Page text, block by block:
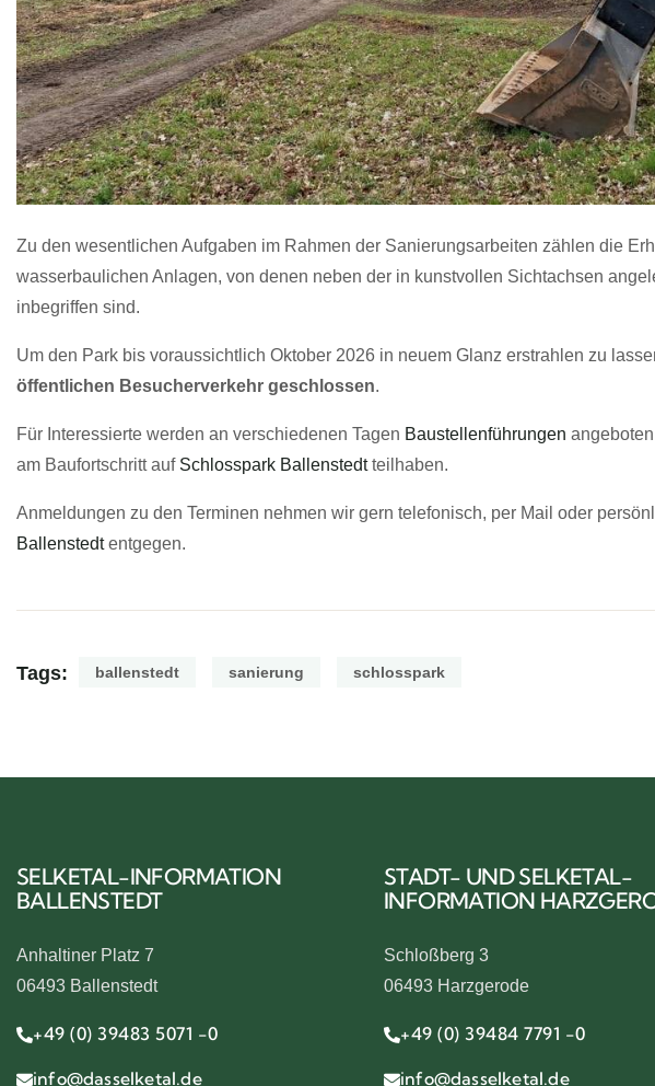
Zu den wesentlichen Aufgaben im Rahmen der Sanierungsarbeiten zählen die
wasserbaulichen Anlagen, von denen neben der in kunstvollen Sichtachsen
inbegriffen sind.
Um den Park bis voraussichtlich Oktober 2026 in neuem Glanz erstrahlen zu
öffentlichen Besucherverkehr geschlossen.
Für Interessierte werden an verschiedenen Tagen Baustellenführungen
am Baufortschritt auf Schlosspark Ballenstedtteilhaben.
Anmeldungen zu den Terminen nehmen wir gern telefonisch, per Mail oder
Ballenstedtentgegen.
Tags: ballenstedt sanierung schlosspark
SELKETAL-INFORMATION
BALLENSTEDT
Anhaltiner Platz 7
06493 Ballenstedt
+49 (0) 39483 5071 -0
info@dasselketal.de
STADT- UND SELKETAL-
INFORMATION
Schloßberg 3
06493 Harzgerode
+49 (0) 39484 7791 -0
info@dasselketal.de